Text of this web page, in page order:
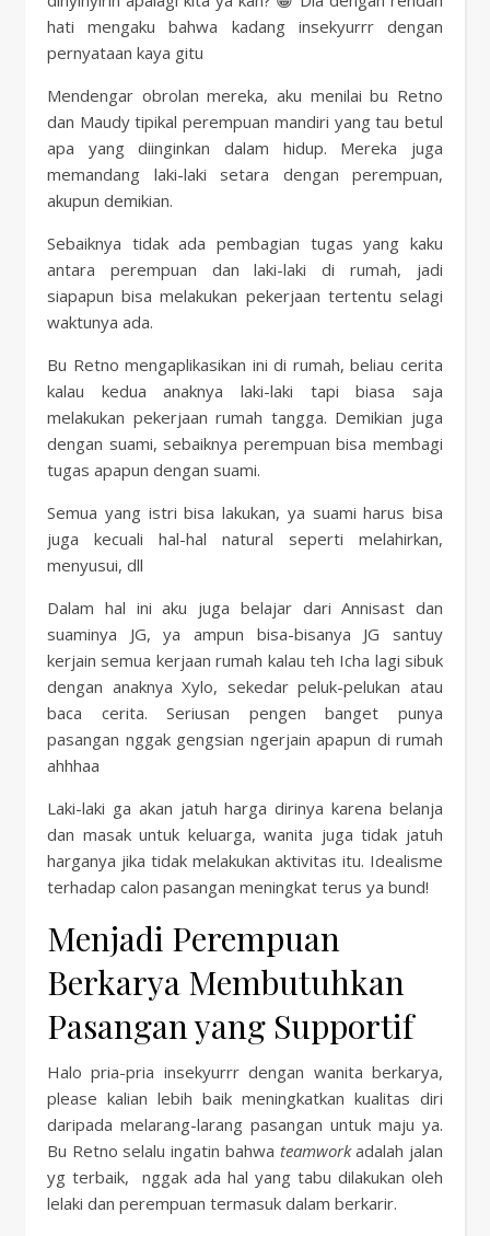
hati mengaku bahwa kadang insekyurrr dengan
pernyataan kaya gitu
Mendengar obrolan mereka, aku menilai bu Retno
dan Maudy tipikal perempuan mandiri yang tau betul
apa yang diinginkan dalam hidup. Mereka juga
memandang laki-laki setara dengan perempuan,
akupun demikian.
Sebaiknya tidak ada pembagian tugas yang kaku
antara perempuan dan laki-laki di rumah, jadi
siapapun bisa melakukan pekerjaan tertentu selagi
waktunya ada.
Bu Retno mengaplikasikan ini di rumah, beliau cerita
kalau kedua anaknya laki-laki tapi biasa saja
melakukan pekerjaan rumah tangga. Demikian juga
dengan suami, sebaiknya perempuan bisa membagi
tugas apapun dengan suami.
Semua yang istri bisa lakukan, ya suami harus bisa
juga kecuali hal-hal natural seperti melahirkan,
menyusui, dll
Dalam hal ini aku juga belajar dari Annisast dan
suaminya JG, ya ampun bisa-bisanya JG santuy
kerjain semua kerjaan rumah kalau teh Icha lagi sibuk
dengan anaknya Xylo, sekedar peluk-pelukan atau
baca cerita. Seriusan pengen banget punya
pasangan nggak gengsian ngerjain apapun di rumah
ahhhaa
Laki-laki ga akan jatuh harga dirinya karena belanja
dan masak untuk keluarga, wanita juga tidak jatuh
harganya jika tidak melakukan aktivitas itu. Idealisme
terhadap calon pasangan meningkat terus ya bund!
Menjadi Perempuan
Berkarya Membutuhkan
Pasangan yang Supportif
Halo pria-pria insekyurrr dengan wanita berkarya,
please kalian lebih baik meningkatkan kualitas diri
daripada melarang-larang pasangan untuk maju ya.
Bu Retno selalu ingatin bahwa teamworkadalah jalan
yg terbaik, nggak ada hal yang tabu dilakukan oleh
lelaki dan perempuan termasuk dalam berkarir.